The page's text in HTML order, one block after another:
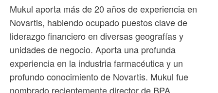
Mukul aporta más de 20 años de experiencia en
Novartis, habiendo ocupado puestos clave de
liderazgo financiero en diversas geografías y
unidades de negocio. Aporta una profunda
experiencia en la industria farmacéutica y un
profundo conocimiento de Novartis. Mukul fue
nombrado recientemente director de BPA,